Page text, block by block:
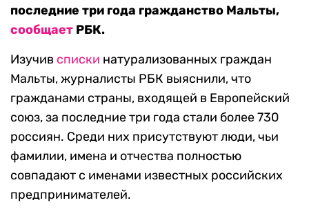
последние три года гражданство Мальты,
сообщает РБК.
Изучив списки натурализованных граждан
Мальты, журналисты РБК выяснили, что
гражданами страны, входящей в Европейский
союз, за последние три года стали более 730
россиян. Среди них присутствуют люди, чьи
фамилии, имена и отчества полностью
совпадают с именами известных российских
предпринимателей.